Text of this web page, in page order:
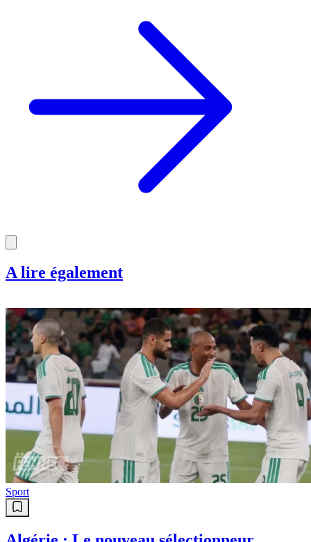
A lire également
Sport